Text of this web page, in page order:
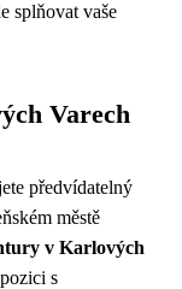
splňovat vaše
Varech
předvídatelný
městě
v Karlových
s